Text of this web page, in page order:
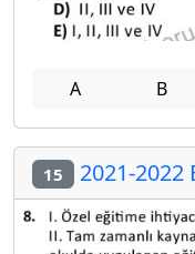
A B
15 2021-2022